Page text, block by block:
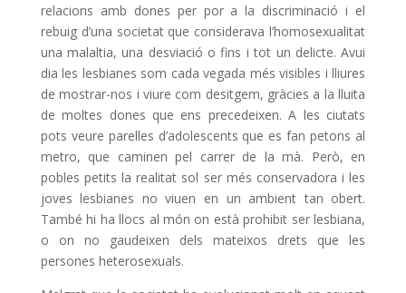
relacions amb dones per por a la discriminació i el
rebuig d’una societat que considerava l’homosexualitat
una malaltia, una desviació o fins i tot un delicte. Avui
dia les lesbianes som cada vegada més visibles i lliures
de mostrar-nos i viure com desitgem, gràcies a la lluita
de moltes dones que ens precedeixen. A les ciutats
pots veure parelles d’adolescents que es fan petons al
metro, que caminen pel carrer de la mà. Però, en
pobles petits la realitat sol ser més conservadora i les
joves lesbianes no viuen en un ambient tan obert.
També hi ha llocs al món on està prohibit ser lesbiana,
o on no gaudeixen dels mateixos drets que les
persones heterosexuals.